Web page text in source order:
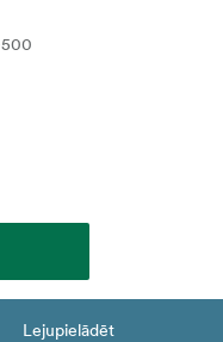
Lejupielādēt